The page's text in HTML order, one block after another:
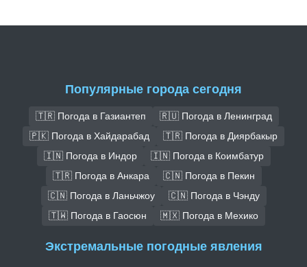
Популярные города сегодня
🇹🇷 Погода в Газиантеп
🇷🇺 Погода в Ленинград
🇵🇰 Погода в Хайдарабад
🇹🇷 Погода в Диярбакыр
🇮🇳 Погода в Индор
🇮🇳 Погода в Коимбатур
🇹🇷 Погода в Анкара
🇨🇳 Погода в Пекин
🇨🇳 Погода в Ланьчжоу
🇨🇳 Погода в Чэнду
🇹🇼 Погода в Гаосюн
🇲🇽 Погода в Мехико
Экстремальные погодные явления